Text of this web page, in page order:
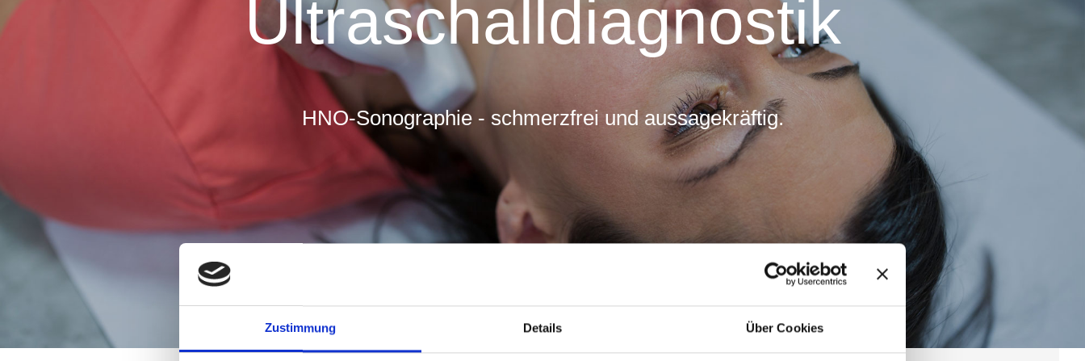
Zustimmung Details Über Cookies
Ultraschalldiagnostik
HNO-Sonographie - schmerzfrei und aussagekräftig.